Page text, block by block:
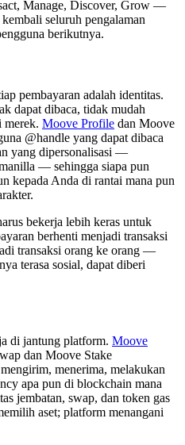
Manage, Discover, Grow —
seluruh pengalaman
berikutnya.
pembayaran adalah identitas.
dapat dibaca, tidak mudah
merek. Moove Profile dan Moove
@handle yang dapat dibaca
yang dipersonalisasi —
— sehingga siapa pun
kepada Anda di rantai mana pun
bekerja lebih keras untuk
berhenti menjadi transaksi
transaksi orang ke orang —
terasa sosial, dapat diberi
di jantung platform. Moove
dan Moove Stake
menerima, melakukan
apa pun di blockchain mana
jembatan, swap, dan token gas
aset; platform menangani